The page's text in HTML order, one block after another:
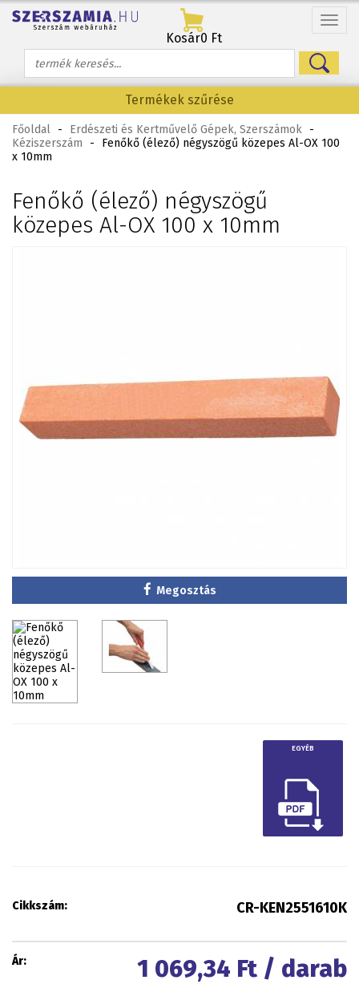
Menü
Kosár0 Ft
Termékek szűrése
Főoldal - Erdészeti és Kertművelő Gépek, Szerszámok -
Kéziszerszám
-
Fenőkő (élező) négyszögű közepes Al-OX 100
x 10mm
Fenőkő (élező) négyszögű
közepes Al-OX 100 x 10mm
Megosztás
EGYÉB
Cikkszám: CR-KEN2551610K
Ár: 1 069,34 Ft / darab